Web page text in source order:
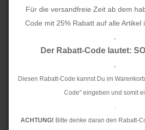
Für die versandfreie Zeit ab dem
Code mit 25% Rabatt auf alle Artikel
.
Der Rabatt-Code lautet:
.
Diesen Rabatt-Code kannst Du im
Code" eingeben und somit
.
ACHTUNG! Bitte denke daran den Rabatt-